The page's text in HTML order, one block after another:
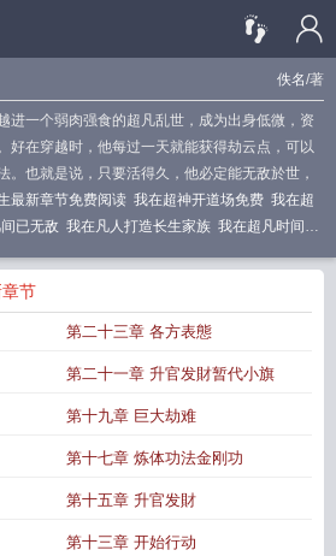
佚名/著
进一个弱肉强食的超凡乱世，成为出身低微，资
好在穿越时，他每过一天就能获得劫云点，可以
。也就是说，只要活得久，他必定能无敌於世，
最新章节免费阅读 我在超神开道场免费 我在超
已无敌 我在凡人打造长生家族 我在超凡时间火
在超神开道场笔趣阁
节
第二十三章 各方表態
第二十一章 升官发財暂代小旗
第十九章 巨大劫难
第十七章 炼体功法金刚功
第十五章 升官发財
第十三章 开始行动